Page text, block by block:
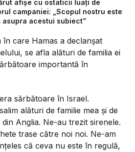
afișe cu ostaticii luați de
campaniei: „Scopul nostru este
asupra acestui subiect”
care Hamas a declanșat
se afla alături de familia ei
importantă în
sărbătoare în Israel.
alături de familie mea și de
Anglia. Ne-au trezit sirenele.
trase către noi noi. Ne-am
că ceva nu este în regulă,